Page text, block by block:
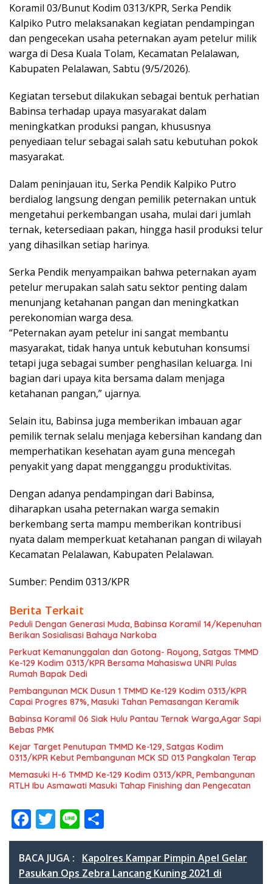
Koramil 03/Bunut Kodim 0313/KPR, Serka Pendik
Kalpiko Putro melaksanakan kegiatan pendampingan
dan pengecekan usaha peternakan ayam petelur milik
warga di Desa Kuala Tolam, Kecamatan Pelalawan,
Kabupaten Pelalawan, Sabtu (9/5/2026).
Kegiatan tersebut dilakukan sebagai bentuk perhatian
Babinsa terhadap upaya masyarakat dalam
meningkatkan produksi pangan, khususnya
penyediaan telur sebagai salah satu kebutuhan pokok
masyarakat.
Dalam peninjauan itu, Serka Pendik Kalpiko Putro
berdialog langsung dengan pemilik peternakan untuk
mengetahui perkembangan usaha, mulai dari jumlah
ternak, ketersediaan pakan, hingga hasil produksi telur
yang dihasilkan setiap harinya.
Serka Pendik menyampaikan bahwa peternakan ayam
petelur merupakan salah satu sektor penting dalam
menunjang ketahanan pangan dan meningkatkan
perekonomian warga desa.
“Peternakan ayam petelur ini sangat membantu
masyarakat, tidak hanya untuk kebutuhan konsumsi
tetapi juga sebagai sumber penghasilan keluarga. Ini
bagian dari upaya kita bersama dalam menjaga
ketahanan pangan,” ujarnya.
Selain itu, Babinsa juga memberikan imbauan agar
pemilik ternak selalu menjaga kebersihan kandang dan
memperhatikan kesehatan ayam guna mencegah
penyakit yang dapat mengganggu produktivitas.
Dengan adanya pendampingan dari Babinsa,
diharapkan usaha peternakan warga semakin
berkembang serta mampu memberikan kontribusi
nyata dalam memperkuat ketahanan pangan di wilayah
Kecamatan Pelalawan, Kabupaten Pelalawan.
Sumber: Pendim 0313/KPR
Berita Terkait
Peduli Dengan Generasi Muda, Babinsa Koramil 14/Kepenuhan
Berikan Sosialisasi Bahaya Narkoba
Perkuat Kemanunggalan dan Gotong- Royong, Satgas TMMD
Ke-129 Kodim 0313/KPR Bersama Mahasiswa UNRI Pulas
Rumah Bapak Dedi
Pembangunan MCK Dusun 1 TMMD Ke-129 Kodim 0313/KPR
Capai Progres 87%, Masuki Tahan Pemasangan Keramik
Babinsa Koramil 06 Siak Hulu Pantau Ternak Warga,Agar Sapi
Bebas PMK
Kejar Target Penutupan TMMD Ke-129, Satgas Kodim
0313/KPR Kebut Pembangunan MCK SD 013 Pangkalan Terap
Memasuki H-6 TMMD Ke-129 Kodim 0313/KPR, Pembangunan
RTLH Ibu Asmawati Masuki Tahap Finishing dan Pengecatan
F
ac
e
b
T
w
itt
er
Li
n
e
h
ar
e
BACA JUGA :
Kapolres Kampar Pimpin Apel Gelar
Pasukan Ops Zebra Lancang Kuning 2021 di